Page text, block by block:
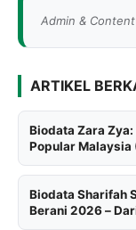
Admin &
ARTIKEL
Biodata Zara
Popular
Biodata Sharifah
Berani 2026 –